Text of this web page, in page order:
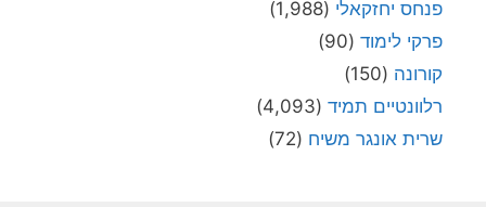
פנחס יחזקאלי (1,988)
פרקי לימוד (90)
קורונה (150)
רלוונטיים תמיד (4,093)
שרית אונגר משיח (72)